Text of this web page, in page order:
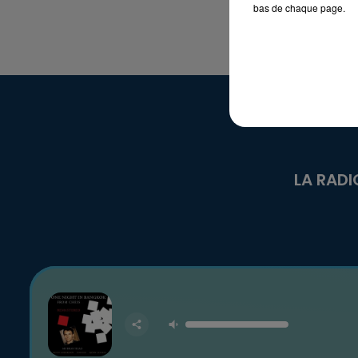
LA
bas de chaque page.